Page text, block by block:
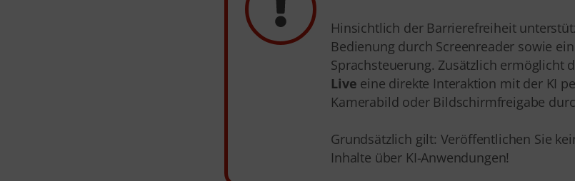
Hinsichtlich der Barrierefreiheit
Bedienung durch Screenreader sowie
Sprachsteuerung. Zusätzlich ermöglicht
Live eine direkte Interaktion mit der KI
Kamerabild oder Bildschirmfreigabe
Grundsätzlich gilt: Veröffentlichen Sie
Inhalte über KI-Anwendungen!